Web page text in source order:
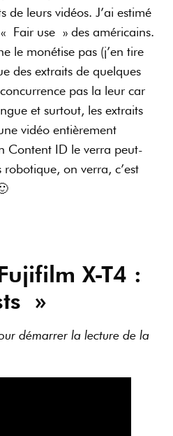
de leurs vidéos. J’ai estimé
Fair use » des américains.
le monétise pas (j’en tire
des extraits de quelques
pas la leur car
et surtout, les extraits
vidéo entièrement
Content ID le verra peut-
on verra, c’est
X-T4 :
»
démarrer la lecture de la